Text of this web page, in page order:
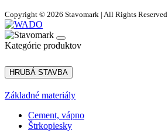
Copyright © 2026 Stavomark | All Rights Reserved
Kategórie produktov
HRUBÁ STAVBA
Základné materiály
Cement, vápno
Štrkopiesky